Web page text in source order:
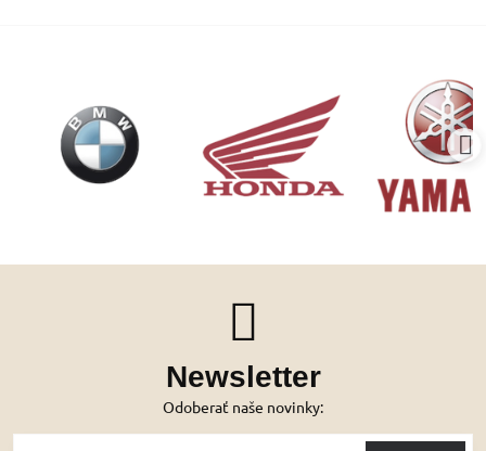
Newsletter
Odoberať naše novinky: